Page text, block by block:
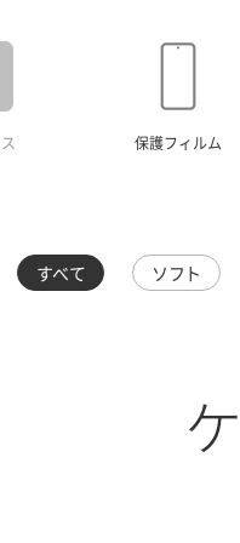
保護フィルム
すべて ソフト